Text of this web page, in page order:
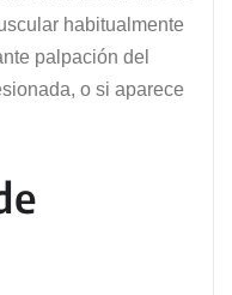
habitualmente
palpación del
o si aparece